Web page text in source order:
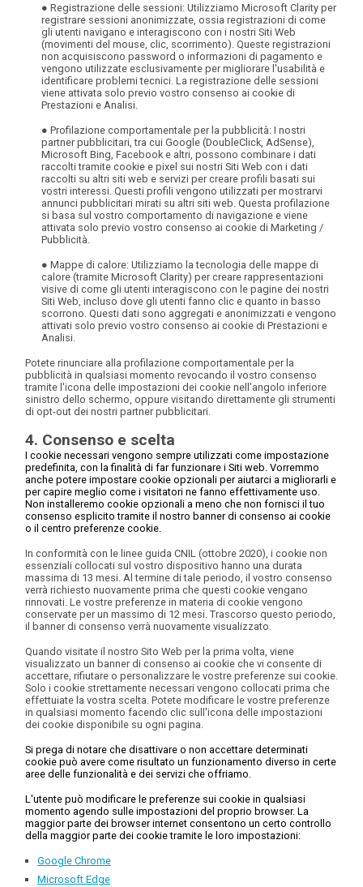
● Registrazione delle sessioni: Utilizziamo Microsoft Clarity per
registrare sessioni anonimizzate, ossia registrazioni di come
gli utenti navigano e interagiscono con i nostri Siti Web
(movimenti del mouse, clic, scorrimento). Queste registrazioni
non acquisiscono password o informazioni di pagamento e
vengono utilizzate esclusivamente per migliorare l'usabilità e
identificare problemi tecnici. La registrazione delle sessioni
viene attivata solo previo vostro consenso ai cookie di
Prestazioni e Analisi.
● Profilazione comportamentale per la pubblicità: I nostri
partner pubblicitari, tra cui Google (DoubleClick, AdSense),
Microsoft Bing, Facebook e altri, possono combinare i dati
raccolti tramite cookie e pixel sui nostri Siti Web con i dati
raccolti su altri siti web e servizi per creare profili basati sui
vostri interessi. Questi profili vengono utilizzati per mostrarvi
annunci pubblicitari mirati su altri siti web. Questa profilazione
si basa sul vostro comportamento di navigazione e viene
attivata solo previo vostro consenso ai cookie di Marketing /
Pubblicità.
● Mappe di calore: Utilizziamo la tecnologia delle mappe di
calore (tramite Microsoft Clarity) per creare rappresentazioni
visive di come gli utenti interagiscono con le pagine dei nostri
Siti Web, incluso dove gli utenti fanno clic e quanto in basso
scorrono. Questi dati sono aggregati e anonimizzati e vengono
attivati solo previo vostro consenso ai cookie di Prestazioni e
Analisi.
Potete rinunciare alla profilazione comportamentale per la
pubblicità in qualsiasi momento revocando il vostro consenso
tramite l'icona delle impostazioni dei cookie nell'angolo inferiore
sinistro dello schermo, oppure visitando direttamente gli strumenti
di opt-out dei nostri partner pubblicitari.
4. Consenso e scelta
I cookie necessari vengono sempre utilizzati come impostazione
predefinita, con la finalità di far funzionare i Siti web. Vorremmo
anche potere impostare cookie opzionali per aiutarci a migliorarli e
per capire meglio come i visitatori ne fanno effettivamente uso.
Non installeremo cookie opzionali a meno che non fornisci il tuo
consenso esplicito tramite il nostro banner di consenso ai cookie
o il centro preferenze cookie.
In conformità con le linee guida CNIL (ottobre 2020), i cookie non
essenziali collocati sul vostro dispositivo hanno una durata
massima di 13 mesi. Al termine di tale periodo, il vostro consenso
verrà richiesto nuovamente prima che questi cookie vengano
rinnovati. Le vostre preferenze in materia di cookie vengono
conservate per un massimo di 12 mesi. Trascorso questo periodo,
il banner di consenso verrà nuovamente visualizzato.
Quando visitate il nostro Sito Web per la prima volta, viene
visualizzato un banner di consenso ai cookie che vi consente di
accettare, rifiutare o personalizzare le vostre preferenze sui cookie.
Solo i cookie strettamente necessari vengono collocati prima che
effettuiate la vostra scelta. Potete modificare le vostre preferenze
in qualsiasi momento facendo clic sull'icona delle impostazioni
dei cookie disponibile su ogni pagina.
Si prega di notare che disattivare o non accettare determinati
cookie può avere come risultato un funzionamento diverso in certe
aree delle funzionalità e dei servizi che offriamo.
L'utente può modificare le preferenze sui cookie in qualsiasi
momento agendo sulle impostazioni del proprio browser. La
maggior parte dei browser internet consentono un certo controllo
della maggior parte dei cookie tramite le loro impostazioni:
Google Chrome
Microsoft Edge